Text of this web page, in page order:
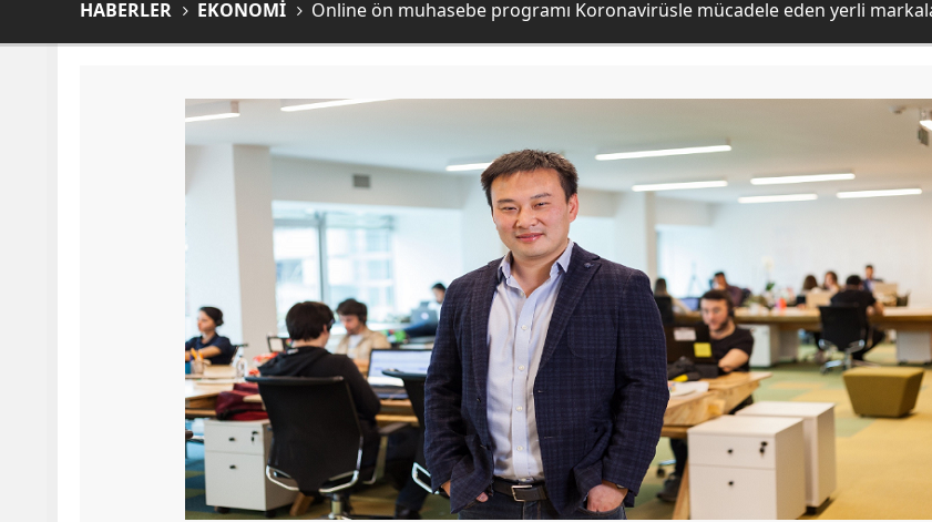
HABERLER EKONOMİ Online ön muhasebe programı Koronavirüsle mücadele eden yerli